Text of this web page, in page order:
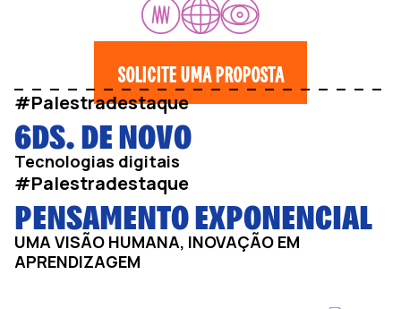
SOLICITE UMA PROPOSTA
#Palestradestaque
6DS. DE NOVO
Tecnologias digitais
#Palestradestaque
PENSAMENTO EXPONENCIAL
UMA VISÃO HUMANA, INOVAÇÃO EM
APRENDIZAGEM